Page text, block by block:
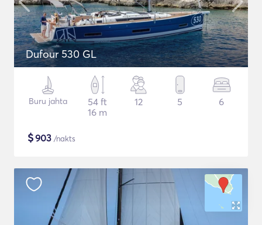
Dufour 530 GL
Buru jahta
54 ft
16 m
12 5 6
$903 /nakts